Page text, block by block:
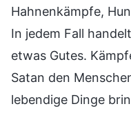
Hahnenkämpfe,
In jedem Fall
etwas Gutes.
Satan den
lebendige Dinge